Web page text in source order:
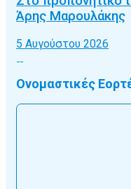
Άρης Μαρουλάκης
5 Αυγούστου 2026
Ονομαστικές